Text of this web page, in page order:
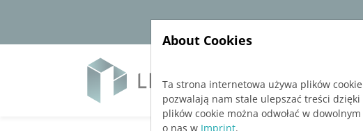
Software
About Cookies
Ta strona internetowa używa plików
pozwalają nam stale ulepszać treści
plików cookie można odwołać w
o nas w Imprint.